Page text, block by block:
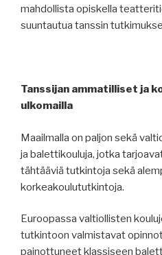
mahdollista opiskella
suuntautua tanssin
Tanssijan ammatilliset ja
ulkomailla
Maailmalla on paljon sekä
ja balettikouluja, jotka
tähtääviä tutkintoja sekä
korkeakoulututkintoja.
Euroopassa valtiollisten
tutkintoon valmistavat
painottuneet klassiseen